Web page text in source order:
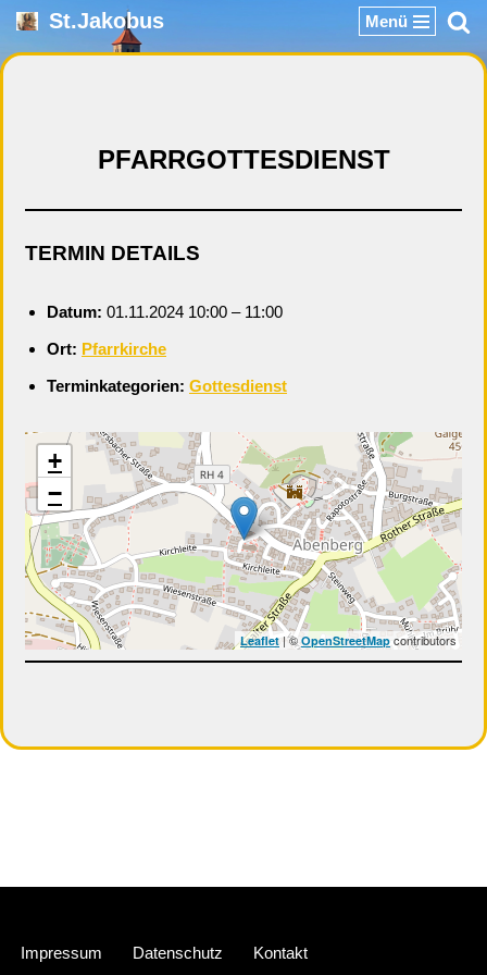
Zum
St.Jakobus Menü
PFARRGOTTESDIENST
TERMIN DETAILS
Datum: 01.11.2024 10:00 – 11:00
Ort: Pfarrkirche
Terminkategorien: Gottesdienst
+
−
Leaflet| © OpenStreetMapcontributors
Impressum Datenschutz Kontakt